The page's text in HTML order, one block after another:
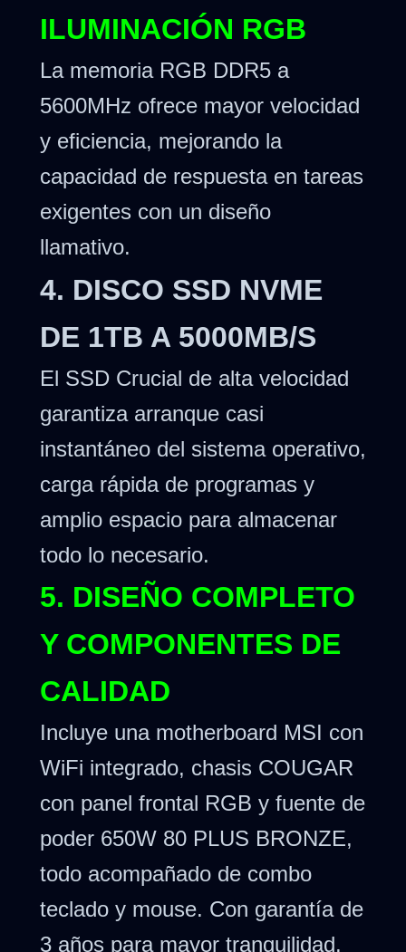
ILUMINACIÓN RGB
La memoria RGB DDR5 a
5600MHz ofrece mayor velocidad
y eficiencia, mejorando la
capacidad de respuesta en tareas
exigentes con un diseño
llamativo.
4. DISCO SSD NVME
DE 1TB A 5000MB/S
El SSD Crucial de alta velocidad
garantiza arranque casi
instantáneo del sistema operativo,
carga rápida de programas y
amplio espacio para almacenar
todo lo necesario.
5. DISEÑO COMPLETO
Y COMPONENTES DE
CALIDAD
Incluye una motherboard MSI con
WiFi integrado, chasis COUGAR
con panel frontal RGB y fuente de
poder 650W 80 PLUS BRONZE,
todo acompañado de combo
teclado y mouse. Con garantía de
3 años para mayor tranquilidad.